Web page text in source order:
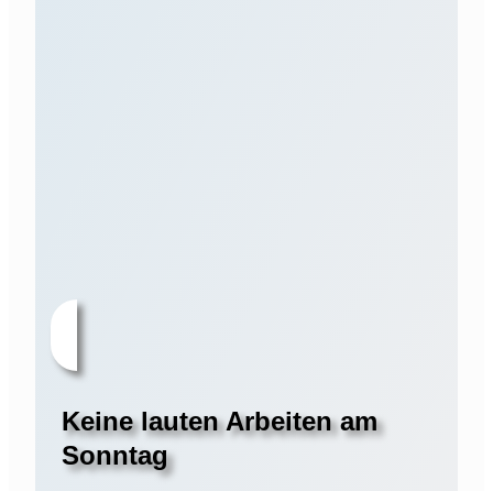
Keine lauten Arbeiten am
Sonntag